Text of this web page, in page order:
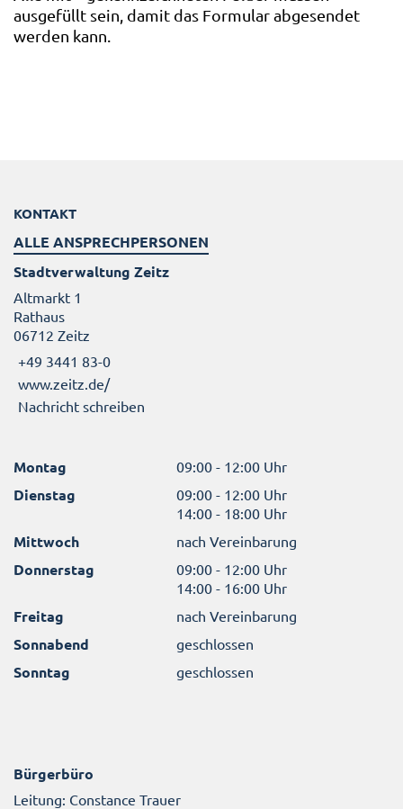
ausgefüllt sein, damit das Formular abgesendet
werden kann.
KONTAKT
ALLE ANSPRECHPERSONEN
Stadtverwaltung Zeitz
Altmarkt 1
Rathaus
06712 Zeitz
+49 3441 83-0
www.zeitz.de/
Nachricht schreiben
Montag 09:00 - 12:00 Uhr
Dienstag
09:00 - 12:00 Uhr
14:00 - 18:00 Uhr
Mittwoch nach Vereinbarung
Donnerstag
09:00 - 12:00 Uhr
14:00 - 16:00 Uhr
Freitag nach Vereinbarung
Sonnabend geschlossen
Sonntag geschlossen
Bürgerbüro
Leitung: Constance Trauer